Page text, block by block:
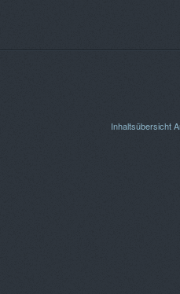
Inhaltsübersicht